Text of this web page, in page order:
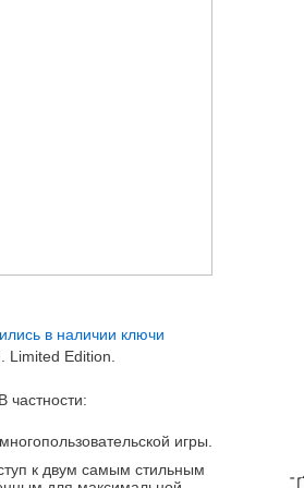
в наличии ключи
Limited Edition.
В частности:
игры.
к двум самым стильным